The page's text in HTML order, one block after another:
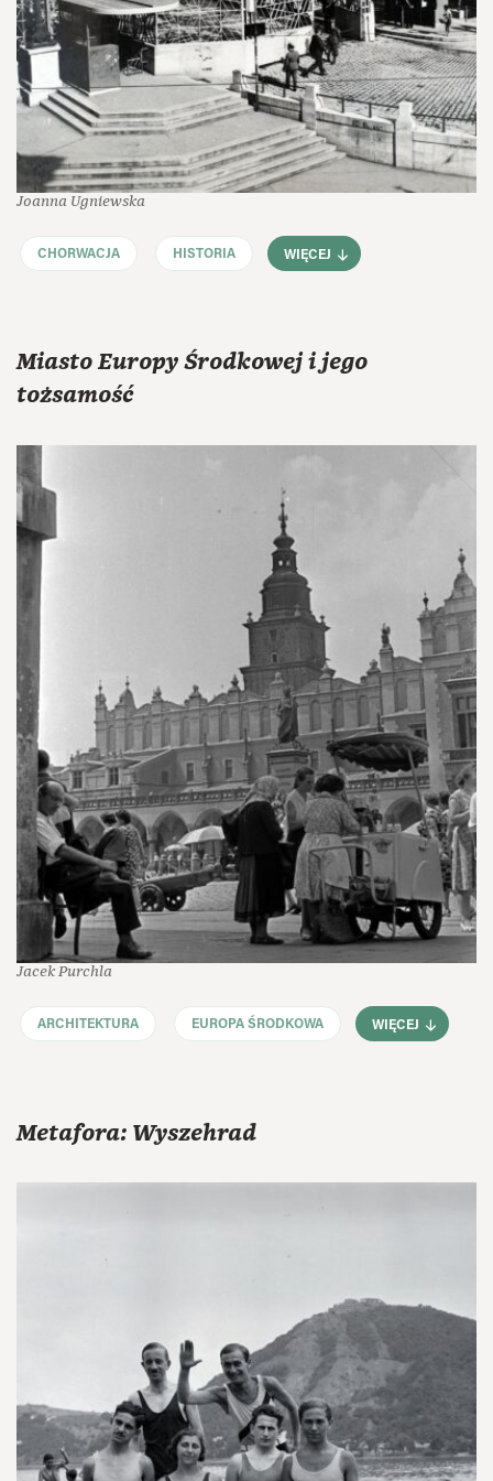
Joanna Ugniewska
CHORWACJA HISTORIA WIĘCEJ
Miasto Europy Środkowej i jego
tożsamość
Jacek Purchla
ARCHITEKTURA EUROPA ŚRODKOWA WIĘCEJ
Metafora: Wyszehrad